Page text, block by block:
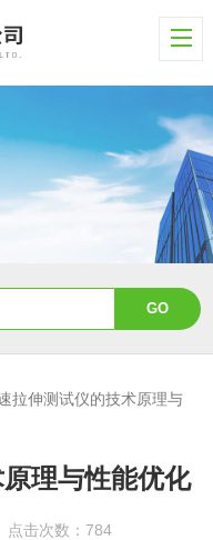
拉伸测试仪的技术原理与
理与性能优化
击次数：784